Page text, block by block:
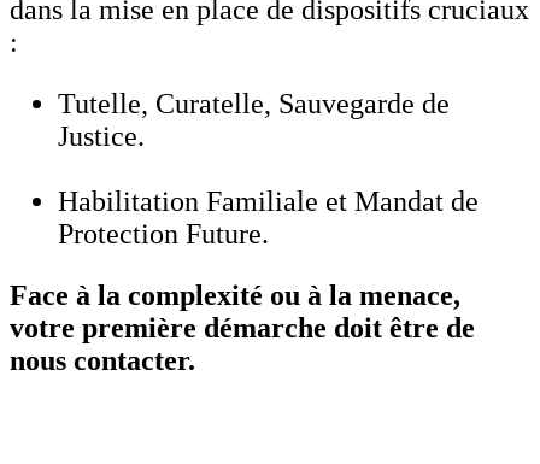
dans la mise en place de dispositifs cruciaux
:
Tutelle, Curatelle, Sauvegarde de
Justice.
Habilitation Familiale et Mandat de
Protection Future.
Face à la complexité ou à la menace,
votre première démarche doit être de
nous contacter.